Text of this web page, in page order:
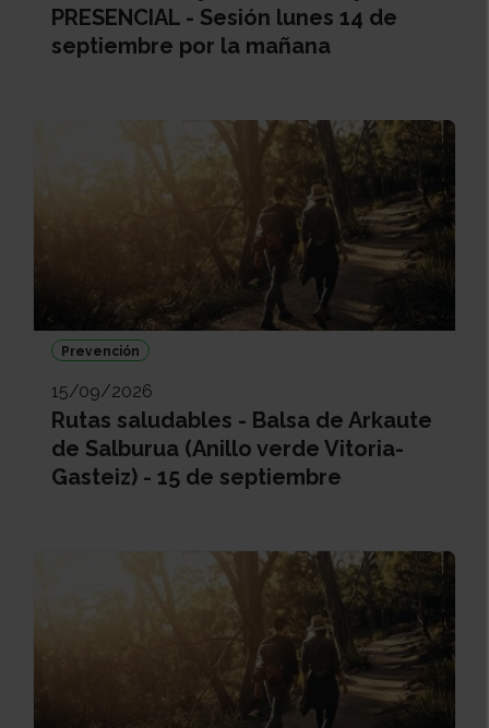
PRESENCIAL - Sesión lunes 14 de
septiembre por la mañana
Prevención
15/09/2026
Rutas saludables - Balsa de Arkaute
de Salburua (Anillo verde Vitoria-
Gasteiz) - 15 de septiembre